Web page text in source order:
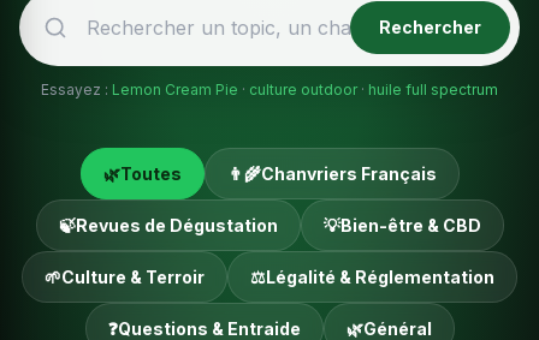
Rechercher
Essayez : Lemon Cream Pie · culture outdoor· huile full spectrum
🌿Toutes 👨‍🌾Chanvriers Français
🍃Revues de Dégustation 💡Bien-être & CBD
🌱Culture & Terroir ⚖️Légalité & Réglementation
❓Questions & Entraide 🌿Général